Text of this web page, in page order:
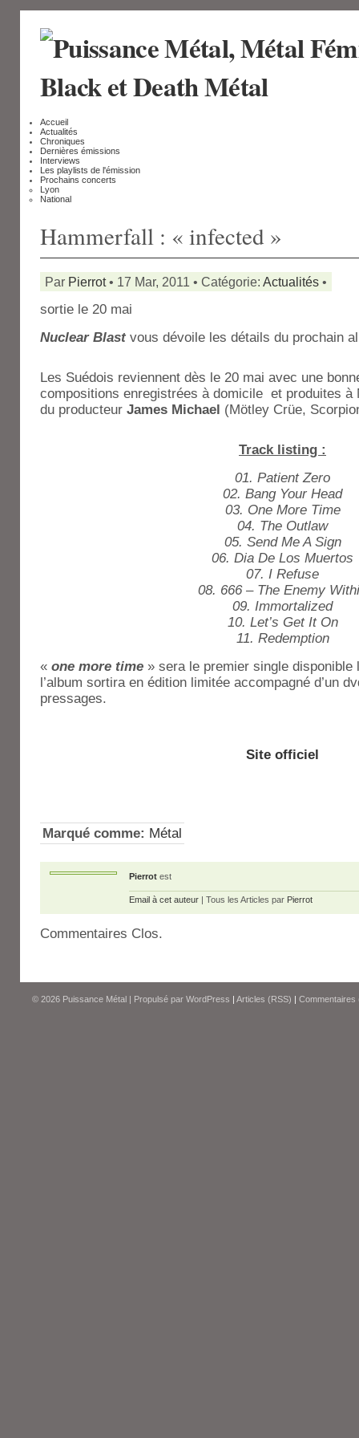
Accueil
Actualités
Chroniques
Dernières émissions
Interviews
Les playlists de l'émission
Prochains concerts
Lyon
National
Hammerfall : « infected »
Par Pierrot• 17 Mar, 2011 • Catégorie: Actualités •
sortie le 20 mai
Nuclear Blast vous dévoile les détails du prochain
Les Suédois reviennent dès le 20 mai avec une
compositions enregistrées à domicile et produites à
du producteur James Michael (Mötley Crüe,
Track listing :
01. Patient Zero
02. Bang Your Head
03. One More Time
04. The Outlaw
05. Send Me A Sign
06. Dia De Los Muertos
07. I Refuse
08. 666 – The Enemy
09. Immortalized
10. Let’s Get It On
11. Redemption
« one more time » sera le premier single
l’album sortira en édition limitée accompagné d’un
pressages.
Site officiel
Marqué comme: Métal
Pierrot est
Email à cet auteur | Tous les Articles par Pierrot
Commentaires Clos.
© 2026 Puissance Métal | Propulsé par WordPress | Articles (RSS) | Commentaires